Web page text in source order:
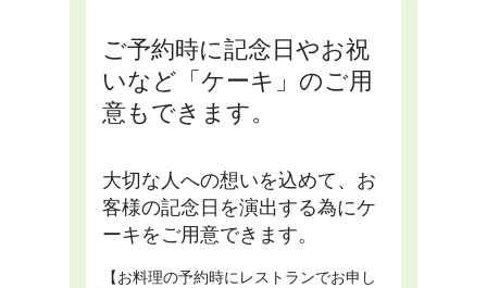
ご予約時に記念日やお祝
いなど「ケーキ」のご用
意もできます。
大切な人への想いを込めて、お
客様の記念日を演出する為にケ
ーキをご用意できます。
【お料理の予約時にレストランでお申し